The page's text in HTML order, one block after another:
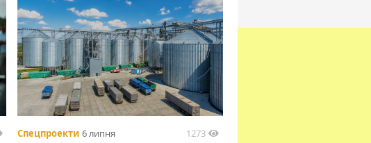
Спецпроекти 6 липня 1273